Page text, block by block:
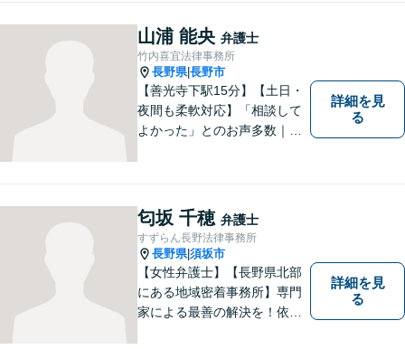
す。
山浦 能央 弁護士
竹内喜宜法律事務所
長野県|長野市
【善光寺下駅15分】【土日・
夜間も柔軟対応】「相談して
よかった」とのお声多数｜交
士が親身にサポートします。
どんな小さなお悩みでも、ま
ずはお気軽にご相談くださ
い。【完全個室で相談】
詳細を見
る
匂坂 千穂 弁護士
すずらん長野法律事務所
長野県|須坂市
【女性弁護士】【長野県北部
にある地域密着事務所】専門
家による最善の解決を！依頼
詳細を見
る